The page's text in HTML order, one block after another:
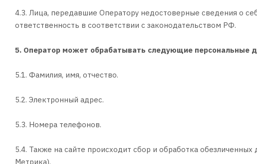
4.3. Лица, передавшие Оператору недостоверные сведения о
ответственность в соответствии с законодательством РФ.
5. Оператор может обрабатывать следующие персональные
5.1. Фамилия, имя, отчество.
5.2. Электронный адрес.
5.3. Номера телефонов.
5.4. Также на сайте происходит сбор и обработка
Метрика).